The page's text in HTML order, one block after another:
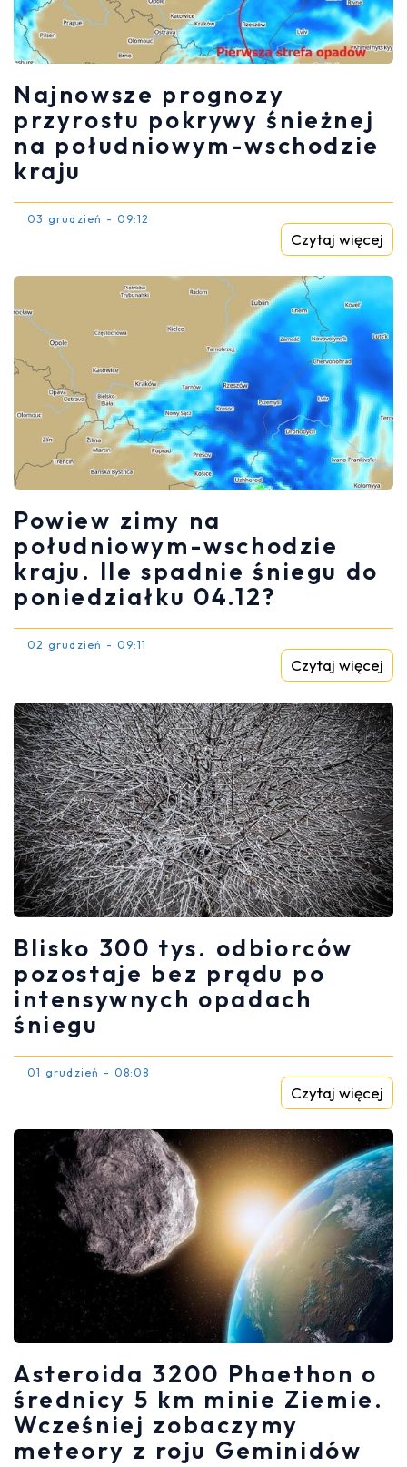
Najnowsze prognozy
przyrostu pokrywy śnieżnej
na południowym-wschodzie
kraju
03 grudzień - 09:12
Czytaj więcej
Powiew zimy na
południowym-wschodzie
kraju. Ile spadnie śniegu do
poniedziałku 04.12?
02 grudzień - 09:11
Czytaj więcej
Blisko 300 tys. odbiorców
pozostaje bez prądu po
intensywnych opadach
śniegu
01 grudzień - 08:08
Czytaj więcej
Asteroida 3200 Phaethon o
średnicy 5 km minie Ziemie.
Wcześniej zobaczymy
meteory z roju Geminidów